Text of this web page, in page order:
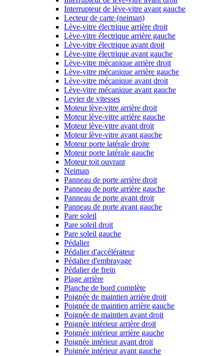
Interrupteur de lève-vitre avant gauche
Lecteur de carte (neiman)
Lève-vitre électrique arrière droit
Lève-vitre électrique arrière gauche
Lève-vitre électrique avant droit
Lève-vitre électrique avant gauche
Lève-vitre mécanique arrière droit
Lève-vitre mécanique arrière gauche
Lève-vitre mécanique avant droit
Lève-vitre mécanique avant gauche
Levier de vitesses
Moteur lève-vitre arrière droit
Moteur lève-vitre arrière gauche
Moteur lève-vitre avant droit
Moteur lève-vitre avant gauche
Moteur porte latérale droite
Moteur porte latérale gauche
Moteur toit ouvrant
Neiman
Panneau de porte arrière droit
Panneau de porte arrière gauche
Panneau de porte avant droit
Panneau de porte avant gauche
Pare soleil
Pare soleil droit
Pare soleil gauche
Pédalier
Pédalier d'accélérateur
Pédalier d'embrayage
Pédalier de frein
Plage arrière
Planche de bord complète
Poignée de maintien arrière droit
Poignée de maintien arrière gauche
Poignée de maintien avant droit
Poignée intérieur arrière droit
Poignée intérieur arrière gauche
Poignée intérieur avant droit
Poignée intérieur avant gauche